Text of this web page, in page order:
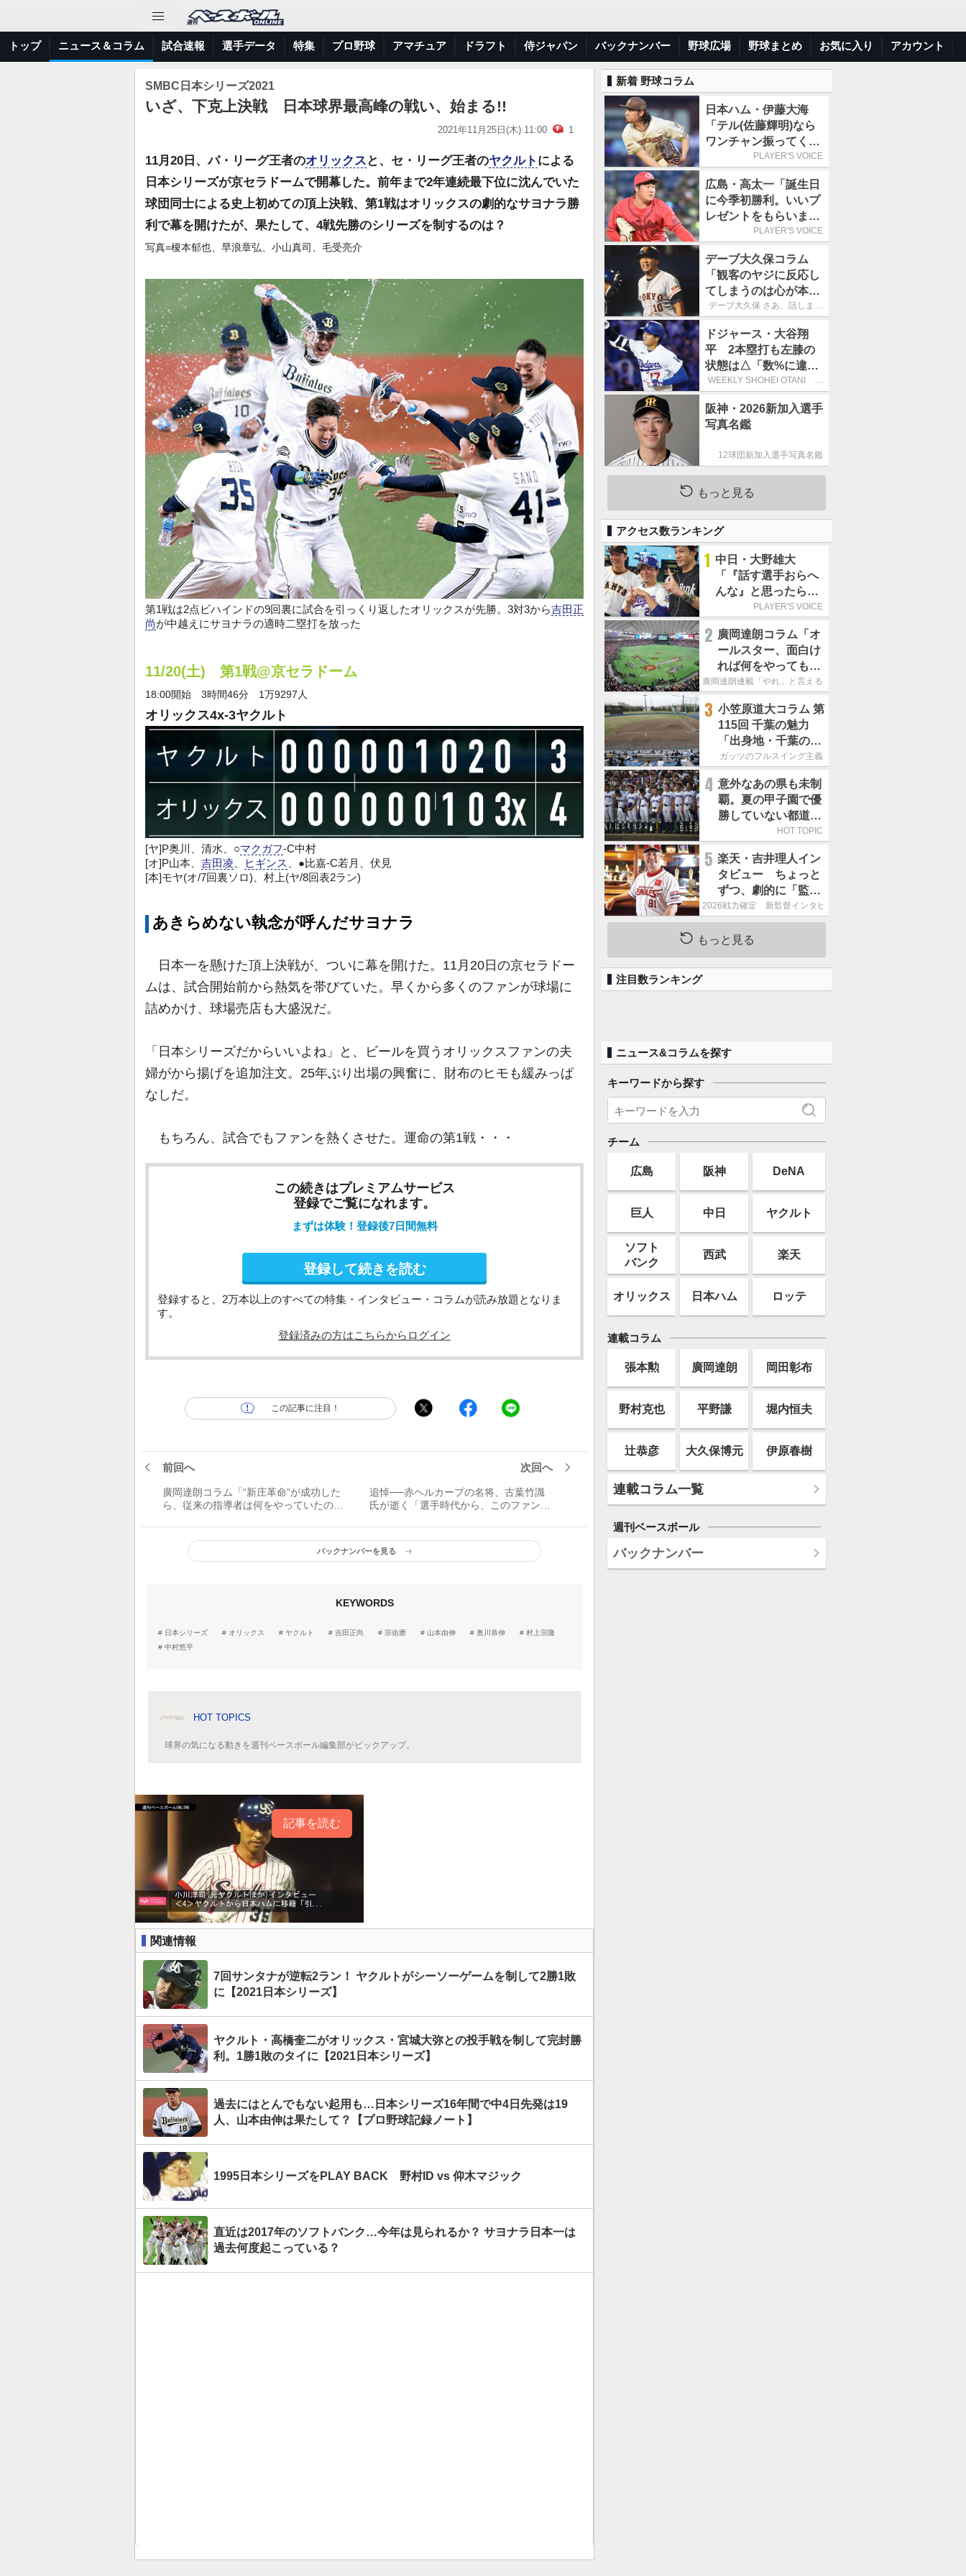
トップ ニュース＆コラム 試合速報 選手データ 特集 プロ野球 アマチュア ドラフト 侍ジャパン バックナンバー 野球広場 野球まとめ お気に入り アカウント
SMBC日本シリーズ2021
いざ、下克上決戦 日本球界最高峰の戦い、始まる!!
2021年11月25日(木) 11:00 1
11月20日、パ・リーグ王者のオリックス と、セ・リーグ王者のヤクルト による
日本シリーズが京セラドームで開幕した。前年まで2年連続最下位に沈んでいた
球団同士による史上初めての頂上決戦、第1戦はオリックスの劇的なサヨナラ勝
利で幕を開けたが、果たして、4戦先勝のシリーズを制するのは？
写真=榎本郁也、早浪章弘、小山真司、毛受亮介
第1戦は2点ビハインドの9回裏に試合を引っくり返したオリックスが先勝。3対3から吉田正
尚が中越えにサヨナラの適時二塁打を放った
11/20(土) 第1戦@京セラドーム
18:00開始 3時間46分 1万9297人
オリックス4x-3ヤクルト
[ヤ]P奥川、清水、○マクガフ-C中村
[オ]P山本、 吉田凌 ヒギンス
、●比嘉-C若月、伏見
[本]モヤ(オ/7回裏ソロ)、村上(ヤ/8回表2ラン)
あきらめない執念が呼んだサヨナラ
日本一を懸けた頂上決戦が、ついに幕を開けた。11月20日の京セラドー
ムは、試合開始前から熱気を帯びていた。早くから多くのファンが球場に
詰めかけ、球場売店も大盛況だ。
「日本シリーズだからいいよね」と、ビールを買うオリックスファンの夫
婦がから揚げを追加注文。25年ぶり出場の興奮に、財布のヒモも緩みっぱ
なしだ。
もちろん、試合でもファンを熱くさせた。運命の第1戦・・・
この続きはプレミアムサービス
登録でご覧になれます。
まずは体験！登録後7日間無料
登録して続きを読む
登録すると、2万本以上のすべての特集・インタビュー・コラムが読み放題となりま
す。
登録済みの方はこちらからログイン
この記事に注目！
前回へ
廣岡達朗コラム「“新庄革命”が成功した
ら、従来の指導者は何をやっていたの
次回へ
追悼──赤ヘルカープの名将、古葉竹識
氏が逝く「選手時代から、このファンを
んでもらえる野球をしなきゃとずっと思
っていました」
バックナンバーを見る
KEYWORDS
日本シリーズ オリックス ヤクルト 吉田正尚 宗佑磨 山本由伸 奥川恭伸
村上宗隆
中村悠平
HOT TOPICS
球界の気になる動きを週刊ベースボール編集部がピックアップ。
記事を読む
関連情報
7回サンタナが逆転2ラン！ ヤクルトがシーソーゲームを制して2勝1敗
に【2021日本シリーズ】
ヤクルト・高橋奎二がオリックス・宮城大弥との投手戦を制して完封勝
利。1勝1敗のタイに【2021日本シリーズ】
過去にはとんでもない起用も…日本シリーズ16年間で中4日先発は19
人、山本由伸は果たして？【プロ野球記録ノート】
1995日本シリーズをPLAY BACK 野村ID vs 仰木マジック
直近は2017年のソフトバンク…今年は見られるか？ サヨナラ日本一は
過去何度起こっている？
新着 野球コラム
日本ハム・伊藤大海
「テル(佐藤輝明)なら
ワンチャン振ってくれ
るかなと思って超スロ
た」／魔球
PLAYER'S VOICE
広島・高太一「誕生日
に今季初勝利。いいプ
レゼントをもらいまし
た」／バースデー星
PLAYER'S VOICE
デーブ大久保コラム
「観客のヤジに反応し
てしまうのは心が本当
に純粋だからなので
デーブ大久保 さあ、話しまし
ょう！
ドジャース・大谷翔
平 2本塁打も左膝の
状態は△「数%に違和
感があるなら、まだ休
針」
WEEKLY SHOHEI OTANI 二
刀流で呼び込む3連覇
阪神・2026新加入選手
写真名鑑
12球団新加入選手写真名鑑
もっと見る
アクセス数ランキング
1 中日・大野雄大
「『話す選手おらへ
んな』と思ったら坂
本勇人が来た！」／
PLAYER'S VOICE
2 廣岡達朗コラム「オ
ールスター、面白け
れば何をやってもい
いという発想は大間
廣岡達朗連載「やれ」と言える信念
3 小笠原道大コラム 第
115回 千葉の魅力
「出身地・千葉の話
の続き。昔から野球
す」
ガッツのフルスイング主義
4 意外なあの県も未制
覇。夏の甲子園で優
勝していない都道府
HOT TOPIC
5 楽天・吉井理人イン
タビュー ちょっと
ずつ、劇的に「監督
が代わると何もかも
が変わるというの
は、チームにとって
す」
2026戦力確定 新監督インタビュー
もっと見る
注目数ランキング
ニュース&コラムを探す
キーワードから探す
チーム
広島 阪神 DeNA
巨人 中日 ヤクルト
ソフト
バンク
西武 楽天
オリックス 日本ハム ロッテ
連載コラム
張本勲 廣岡達朗 岡田彰布
野村克也 平野謙 堀内恒夫
辻恭彦 大久保博元 伊原春樹
連載コラム一覧
週刊ベースボール
バックナンバー